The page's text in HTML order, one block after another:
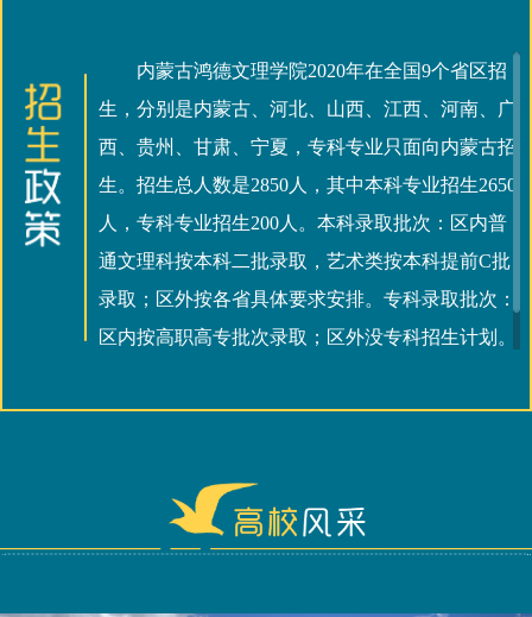
内蒙古鸿德文理学院2020年在全国9个省区招
生，分别是内蒙古、河北、山西、江西、河南、广
西、贵州、甘肃、宁夏，专科专业只面向内蒙古招
生。招生总人数是2850人，其中本科专业招生2650
人，专科专业招生200人。本科录取批次：区内普
通文理科按本科二批录取，艺术类按本科提前C批
录取；区外按各省具体要求安排。专科录取批次：
区内按高职高专批次录取；区外没专科招生计划。